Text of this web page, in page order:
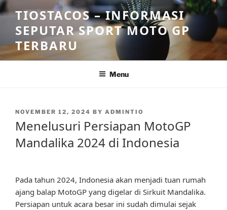
Skip
to
content
TIOSTACOS – INFORMASI
SEPUTAR SPORT MOTO GP
TERBARU
Menu
POSTED
NOVEMBER 12, 2024 BY ADMINTIO
Menelusuri Persiapan MotoGP
Mandalika 2024 di Indonesia
Pada tahun 2024, Indonesia akan menjadi tuan rumah
ajang balap MotoGP yang digelar di Sirkuit Mandalika.
Persiapan untuk acara besar ini sudah dimulai sejak